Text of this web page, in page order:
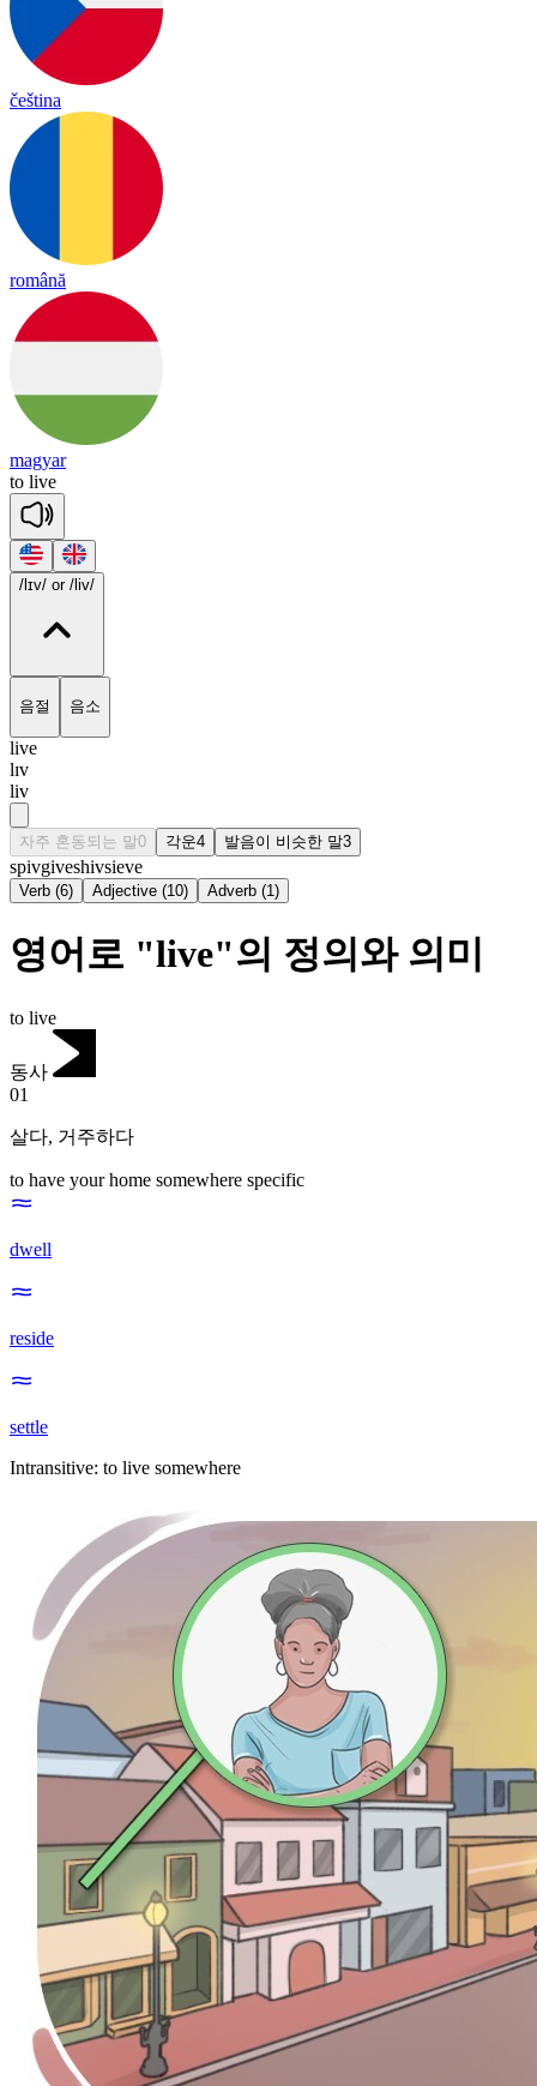
čeština
română
magyar
to live
/lɪv/ or /liv/
음절 음소
live
lɪv
liv
자주 혼동되는 말0 각운4 발음이 비슷한 말3
spivgiveshivsieve
Verb (6) Adjective (10) Adverb (1)
영어로 "live"의 정의와 의미
to live
동사
01
살다, 거주하다
to have your home somewhere specific
dwell
reside
settle
Intransitive: to live somewhere